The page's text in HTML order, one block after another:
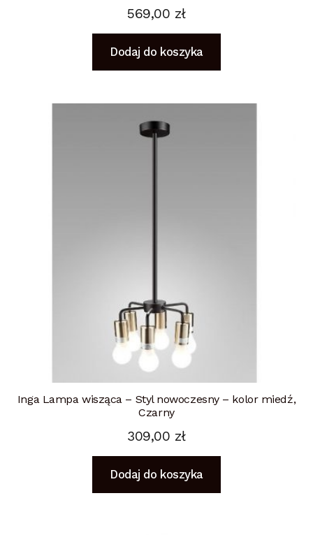
569,00 zł
Dodaj do koszyka
Inga Lampa wisząca – Styl nowoczesny – kolor miedź,
Czarny
309,00 zł
Dodaj do koszyka